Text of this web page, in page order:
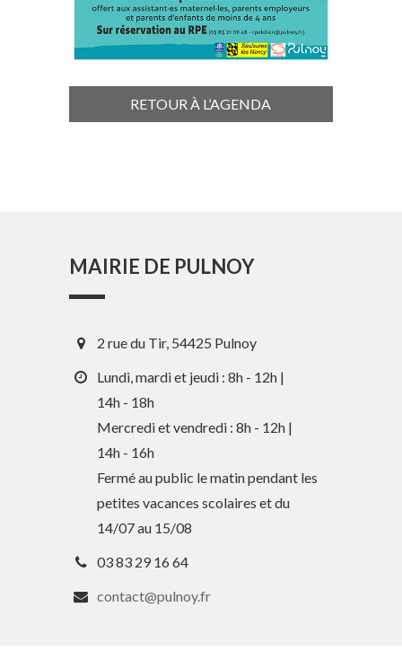
RETOUR À L’AGENDA
Guide des activités et services
MAIRIE DE PULNOY
2 rue du Tir, 54425 Pulnoy
Lundi, mardi et jeudi : 8h - 12h |
14h - 18h
Mercredi et vendredi : 8h - 12h |
14h - 16h
Fermé au public le matin pendant les
petites vacances scolaires et du
14/07 au 15/08
03 83 29 16 64
contact@pulnoy.fr